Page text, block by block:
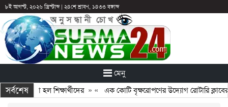
৮ই আগস্ট, ২০২৬ খ্রিস্টাব্দ| ২৪শে শ্রাবণ, ১৪৩৩ বঙ্গাব্দ
মেনু
সর্বশেষ
রাখা হল শিক্ষার্থীদের» « এক কোটি বৃক্ষরোপণের উদ্যোগ রোটারি ক্লাবের,